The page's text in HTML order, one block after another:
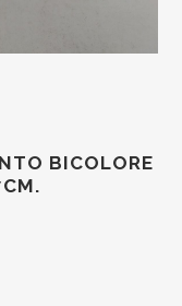
BICOLORE